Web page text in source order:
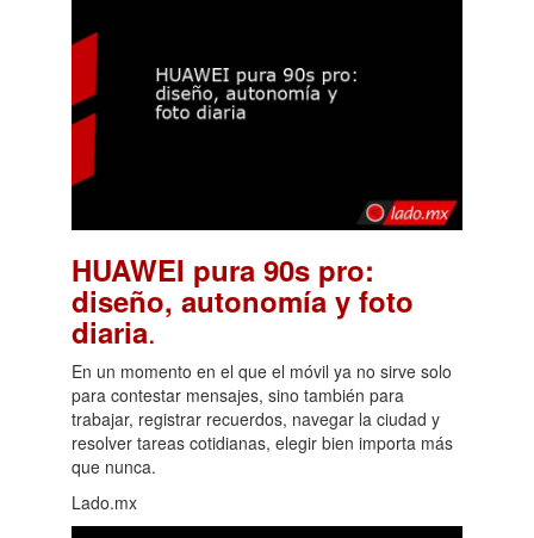
HUAWEI pura 90s pro:
diseño, autonomía y foto
diaria.
En un momento en el que el móvil ya no sirve solo
para contestar mensajes, sino también para
trabajar, registrar recuerdos, navegar la ciudad y
resolver tareas cotidianas, elegir bien importa más
que nunca.
Lado.mx